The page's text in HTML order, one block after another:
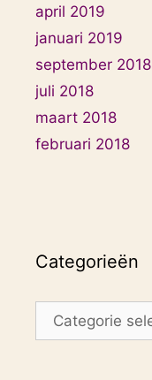
april 2019
januari 2019
september 2018
juli 2018
maart 2018
februari 2018
Categorieën
Categorieën